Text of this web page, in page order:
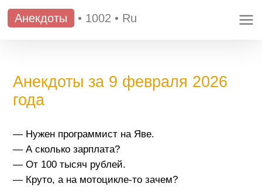
Анекдоты • 1002 • Ru
Анекдоты за 9 февраля 2026
года
— Нужен программист на Яве.
— А сколько зарплата?
— От 100 тысяч рублей.
— Круто, а на мотоцикле-то зачем?